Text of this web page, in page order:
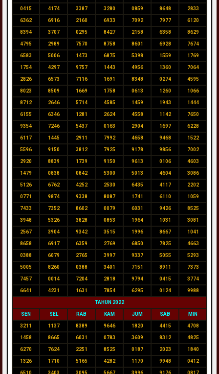
0415 4174 3387 3280 0859 8648 2833
6362 6916 2160 6933 7092 7977 6120
8394 3707 0295 8427 2158 6358 8629
4795 2989 7570 8758 8601 6928 7674
6583 5006 1473 6875 5398 1559 1769
1754 4297 9757 1443 4956 1360 7064
2826 6573 7116 1691 8348 0274 4595
8023 8509 1669 1758 0613 1260 1066
8712 2646 5714 4585 1459 1943 1444
6155 6346 1281 2624 4558 1142 7650
9354 7246 5437 0163 2904 1697 6228
6117 1445 2911 7992 4658 9468 1522
5596 9150 3812 7925 9178 9856 7002
2920 8839 1739 9150 9613 0106 4603
1479 0838 0842 5300 5013 4604 3086
5126 6762 4252 2530 6435 4117 2202
0771 9874 9338 8087 1741 6110 1059
7433 7352 8602 0079 6031 9426 8525
3948 5326 3828 0853 1964 1031 3081
2567 3904 9342 3515 1996 8667 1041
8658 6917 6359 2769 6850 7825 4663
0388 6079 2765 3997 9337 5055 5293
5005 8260 0388 3401 7151 8911 7373
7457 0014 7204 2818 9794 0415 3774
6641 4231 1631 7854 6295 0124 9988
TAHUN 2022
SEN SEL RAB KAM JUM SAB MIN
3211 1137 8389 9646 1820 4415 4708
1458 8665 6031 0783 3609 8312 4825
6270 7624 2251 8525 0187 2023 1840
1326 1710 5165 4282 1170 9948 0412
6510 3403 3095 5667 3996 9176 0817